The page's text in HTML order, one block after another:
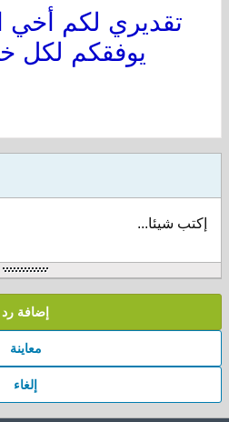
تقديري لكم أخي
يوفقكم لكل
إكتب شيئا...
إضافة رد
معاينة
إلغاء